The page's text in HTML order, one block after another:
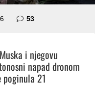
53komentara
i njegovu
napad dronom
21